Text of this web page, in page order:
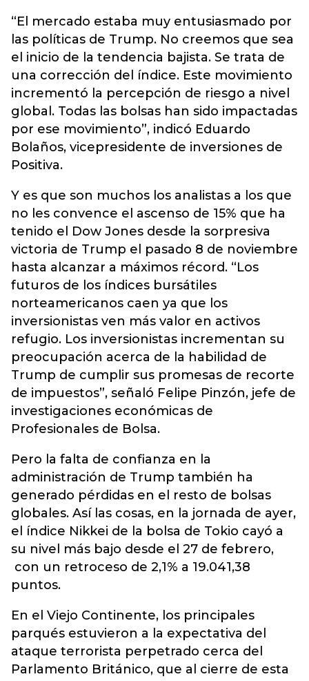
“El mercado estaba muy entusiasmado por
las políticas de Trump. No creemos que sea
el inicio de la tendencia bajista. Se trata de
una corrección del índice. Este movimiento
incrementó la percepción de riesgo a nivel
global. Todas las bolsas han sido impactadas
por ese movimiento”, indicó Eduardo
Bolaños, vicepresidente de inversiones de
Positiva.
Y es que son muchos los analistas a los que
no les convence el ascenso de 15% que ha
tenido el Dow Jones desde la sorpresiva
victoria de Trump el pasado 8 de noviembre
hasta alcanzar a máximos récord. “Los
futuros de los índices bursátiles
norteamericanos caen ya que los
inversionistas ven más valor en activos
refugio. Los inversionistas incrementan su
preocupación acerca de la habilidad de
Trump de cumplir sus promesas de recorte
de impuestos”, señaló Felipe Pinzón, jefe de
investigaciones económicas de
Profesionales de Bolsa.
Pero la falta de confianza en la
administración de Trump también ha
generado pérdidas en el resto de bolsas
globales. Así las cosas, en la jornada de ayer,
el índice Nikkei de la bolsa de Tokio cayó a
su nivel más bajo desde el 27 de febrero,
con un retroceso de 2,1% a 19.041,38
puntos.
En el Viejo Continente, los principales
parqués estuvieron a la expectativa del
ataque terrorista perpetrado cerca del
Parlamento Británico, que al cierre de esta